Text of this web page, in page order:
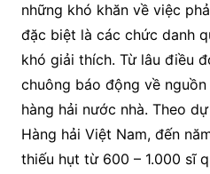
những khó khăn về việc
đặc biệt là các chức danh
khó giải thích. Từ lâu điều
chuông báo động về
hàng hải nước nhà. Theo
Hàng hải Việt Nam, đến
thiếu hụt từ 600 – 1.000 sĩ